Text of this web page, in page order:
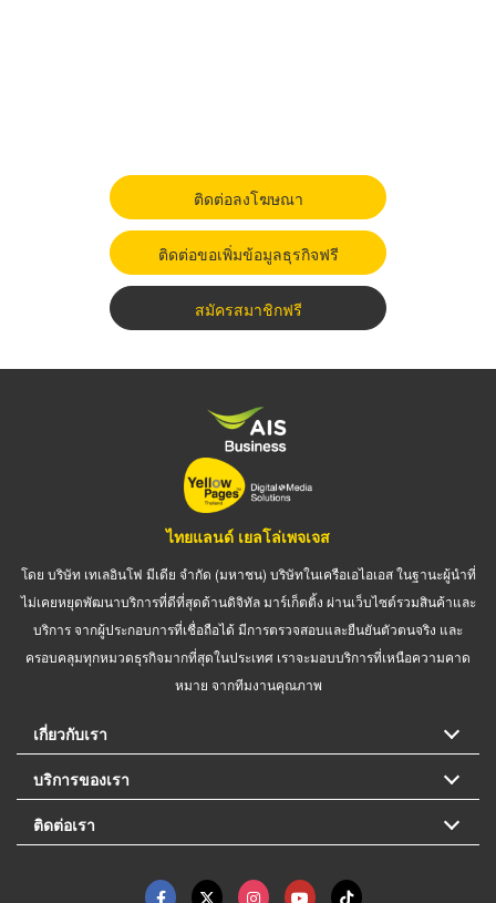
ติดต่อลงโฆษณา
ติดต่อขอเพิ่มข้อมูลธุรกิจฟรี
สมัครสมาชิกฟรี
ไทยแลนด์ เยลโล่เพจเจส
โดย บริษัท เทเลอินโฟ มีเดีย จำกัด (มหาชน) บริษัทในเครือเอไอเอส ในฐานะผู้นำที่
ไม่เคยหยุดพัฒนาบริการที่ดีที่สุดด้านดิจิทัล มาร์เก็ตติ้ง ผ่านเว็บไซต์รวมสินค้าและ
บริการ จากผู้ประกอบการที่เชื่อถือได้ มีการตรวจสอบและยืนยันตัวตนจริง และ
ครอบคลุมทุกหมวดธุรกิจมากที่สุดในประเทศ เราจะมอบบริการที่เหนือความคาด
หมาย จากทีมงานคุณภาพ
เกี่ยวกับเรา
บริการของเรา
ติดต่อเรา